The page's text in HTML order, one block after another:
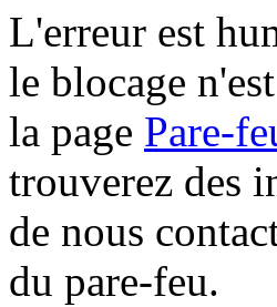
L'erreur est
le blocage
la page Pare-
trouverez des
de nous
du pare-feu.